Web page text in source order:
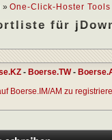
» One-Click-Hoster Tools
für
- Boerse.TW-
Boerse.IM/AM zu